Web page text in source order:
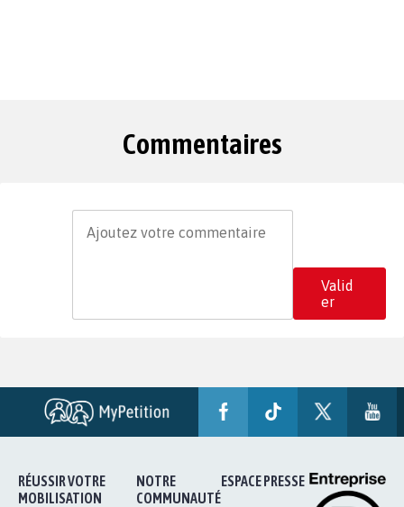
Commentaires
Valid
er
RÉUSSIR VOTRE
MOBILISATION
NOTRE
COMMUNAUTÉ
ESPACE PRESSE